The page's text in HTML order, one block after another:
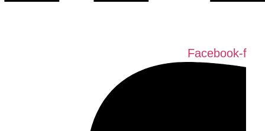
Facebook-f